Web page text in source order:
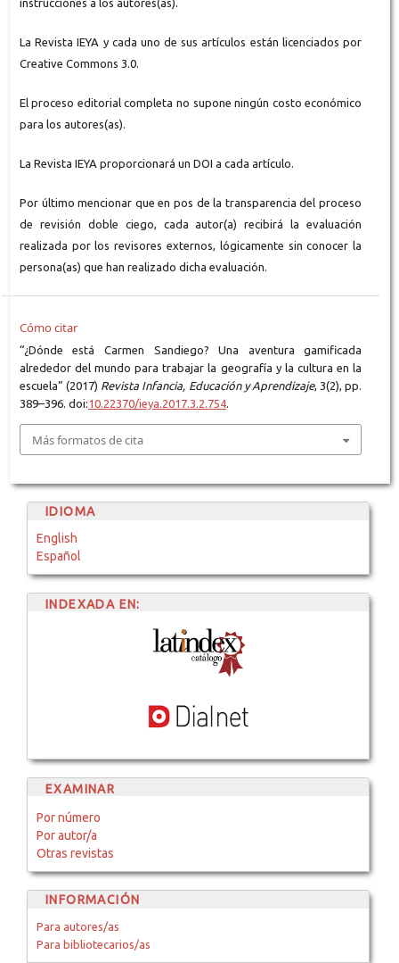
instrucciones a los autores(as).
La Revista IEYA y cada uno de sus artículos están licenciados por
Creative Commons 3.0.
El proceso editorial completa no supone ningún costo económico
para los autores(as).
La Revista IEYA proporcionará un DOI a cada artículo.
Por último mencionar que en pos de la transparencia del proceso
de revisión doble ciego, cada autor(a) recibirá la evaluación
realizada por los revisores externos, lógicamente sin conocer la
persona(as) que han realizado dicha evaluación.
Cómo citar
“¿Dónde está Carmen Sandiego? Una aventura gamificada
alrededor del mundo para trabajar la geografía y la cultura en la
escuela” (2017) Revista Infancia, Educación y Aprendizaje, 3(2), pp.
389–396. doi:10.22370/ieya.2017.3.2.754.
Más formatos de cita
IDIOMA
English
Español
INDEXADA EN:
EXAMINAR
Por número
Por autor/a
Otras revistas
INFORMACIÓN
Para autores/as
Para bibliotecarios/as